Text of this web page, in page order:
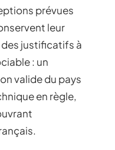
prévues
leur
justificatifs à
: un
valide du pays
en règle,